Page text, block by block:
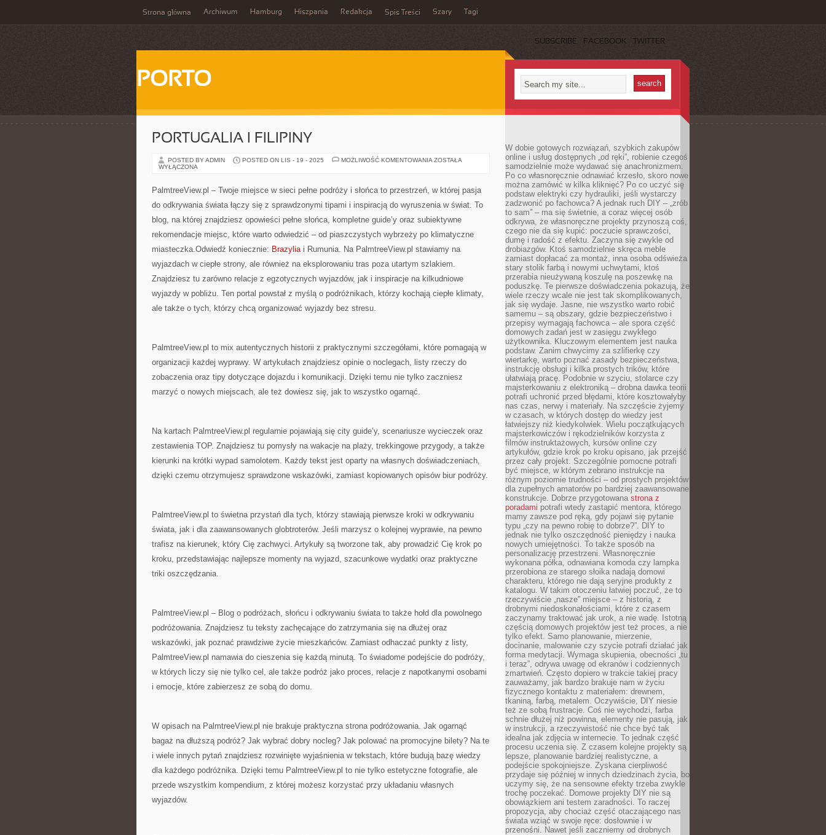
Strona główna Archiwum Hamburg Hiszpania Redakcja Spis Treści Szary Tagi
SUBSCRIBE FACEBOOK TWITTER
PORTO
PORTUGALIA I FILIPINY
POSTED BY ADMIN POSTED ON LIS - 19 - 2025 MOŻLIWOŚĆ KOMENTOWANIA PORTUGALIA
ZOSTAŁA
WYŁĄCZONA
PalmtreeView.pl – Twoje miejsce w sieci pełne podróży i słońca to przestrzeń, w której pasja
do odkrywania świata łączy się z sprawdzonymi tipami i inspiracją do wyruszenia w świat. To
blog, na której znajdziesz opowieści pełne słońca, kompletne guide’y oraz subiektywne
rekomendacje miejsc, które warto odwiedzić – od piaszczystych wybrzeży po klimatyczne
miasteczka.Odwiedź koniecznie: Brazyliai Rumunia. Na PalmtreeView.pl stawiamy na
wyjazdach w ciepłe strony, ale również na eksplorowaniu tras poza utartym szlakiem.
Znajdziesz tu zarówno relacje z egzotycznych wyjazdów, jak i inspiracje na kilkudniowe
wyjazdy w pobliżu. Ten portal powstał z myślą o podróżnikach, którzy kochają ciepłe klimaty,
ale także o tych, którzy chcą organizować wyjazdy bez stresu.
PalmtreeView.pl to mix autentycznych historii z praktycznymi szczegółami, które pomagają w
organizacji każdej wyprawy. W artykułach znajdziesz opinie o noclegach, listy rzeczy do
zobaczenia oraz tipy dotyczące dojazdu i komunikacji. Dzięki temu nie tylko zaczniesz
marzyć o nowych miejscach, ale też dowiesz się, jak to wszystko ogarnąć.
Na kartach PalmtreeView.pl regularnie pojawiają się city guide’y, scenariusze wycieczek oraz
zestawienia TOP. Znajdziesz tu pomysły na wakacje na plaży, trekkingowe przygody, a także
kierunki na krótki wypad samolotem. Każdy tekst jest oparty na własnych doświadczeniach,
dzięki czemu otrzymujesz sprawdzone wskazówki, zamiast kopiowanych opisów biur podróży.
PalmtreeView.pl to świetna przystań dla tych, którzy stawiają pierwsze kroki w odkrywaniu
świata, jak i dla zaawansowanych globtroterów. Jeśli marzysz o kolejnej wyprawie, na pewno
trafisz na kierunek, który Cię zachwyci. Artykuły są tworzone tak, aby prowadzić Cię krok po
kroku, przedstawiając najlepsze momenty na wyjazd, szacunkowe wydatki oraz praktyczne
triki oszczędzania.
PalmtreeView.pl – Blog o podróżach, słońcu i odkrywaniu świata to także hołd dla powolnego
podróżowania. Znajdziesz tu teksty zachęcające do zatrzymania się na dłużej oraz
wskazówki, jak poznać prawdziwe życie mieszkańców. Zamiast odhaczać punkty z listy,
PalmtreeView.pl namawia do cieszenia się każdą minutą. To świadome podejście do podróży,
w których liczy się nie tylko cel, ale także podróż jako proces, relacje z napotkanymi osobami
i emocje, które zabierzesz ze sobą do domu.
W opisach na PalmtreeView.pl nie brakuje praktyczna strona podróżowania. Jak ogarnąć
bagaż na dłuższą podróż? Jak wybrać dobry nocleg? Jak polować na promocyjne bilety? Na te
i wiele innych pytań znajdziesz rozwinięte wyjaśnienia w tekstach, które budują bazę wiedzy
dla każdego podróżnika. Dzięki temu PalmtreeView.pl to nie tylko estetyczne fotografie, ale
przede wszystkim kompendium, z której możesz korzystać przy układaniu własnych
wyjazdów.
W dobie gotowych rozwiązań, szybkich zakupów
online i usług dostępnych „od ręki”, robienie czegoś
samodzielnie może wydawać się anachronizmem.
Po co własnoręcznie odnawiać krzesło, skoro nowe
można zamówić w kilka kliknięć? Po co uczyć się
podstaw elektryki czy hydrauliki, jeśli wystarczy
zadzwonić po fachowca? A jednak ruch DIY – „zrób
to sam” – ma się świetnie, a coraz więcej osób
odkrywa, że własnoręczne projekty przynoszą coś,
czego nie da się kupić: poczucie sprawczości,
dumę i radość z efektu. Zaczyna się zwykle od
drobiazgów. Ktoś samodzielnie skręca meble
zamiast dopłacać za montaż, inna osoba odświeża
stary stolik farbą i nowymi uchwytami, ktoś
przerabia nieużywaną koszulę na poszewkę na
poduszkę. Te pierwsze doświadczenia pokazują, że
wiele rzeczy wcale nie jest tak skomplikowanych,
jak się wydaje. Jasne, nie wszystko warto robić
samemu – są obszary, gdzie bezpieczeństwo i
przepisy wymagają fachowca – ale spora część
domowych zadań jest w zasięgu zwykłego
użytkownika. Kluczowym elementem jest nauka
podstaw. Zanim chwycimy za szlifierkę czy
wiertarkę, warto poznać zasady bezpieczeństwa,
instrukcję obsługi i kilka prostych trików, które
ułatwiają pracę. Podobnie w szyciu, stolarce czy
majsterkowaniu z elektroniką – drobna dawka teorii
potrafi uchronić przed błędami, które kosztowałyby
nas czas, nerwy i materiały. Na szczęście żyjemy
w czasach, w których dostęp do wiedzy jest
łatwiejszy niż kiedykolwiek. Wielu początkujących
majsterkowiczów i rękodzielników korzysta z
filmów instruktażowych, kursów online czy
artykułów, gdzie krok po kroku opisano, jak przejść
przez cały projekt. Szczególnie pomocne potrafi
być miejsce, w którym zebrano instrukcje na
różnym poziomie trudności – od prostych projektów
dla zupełnych amatorów po bardziej zaawansowane
konstrukcje. Dobrze przygotowana strona z
poradami potrafi wtedy zastąpić mentora, którego
mamy zawsze pod ręką, gdy pojawi się pytanie
typu „czy na pewno robię to dobrze?”. DIY to
jednak nie tylko oszczędność pieniędzy i nauka
nowych umiejętności. To także sposób na
personalizację przestrzeni. Własnoręcznie
wykonana półka, odnawiana komoda czy lampka
przerobiona ze starego słoika nadają domowi
charakteru, którego nie dają seryjne produkty z
katalogu. W takim otoczeniu łatwiej poczuć, że to
rzeczywiście „nasze” miejsce – z historią, z
drobnymi niedoskonałościami, które z czasem
zaczynamy traktować jak urok, a nie wadę. Istotną
częścią domowych projektów jest też proces, a nie
tylko efekt. Samo planowanie, mierzenie,
docinanie, malowanie czy szycie potrafi działać jak
forma medytacji. Wymaga skupienia, obecności „tu
i teraz”, odrywa uwagę od ekranów i codziennych
zmartwień. Często dopiero w trakcie takiej pracy
zauważamy, jak bardzo brakuje nam w życiu
fizycznego kontaktu z materiałem: drewnem,
tkaniną, farbą, metalem. Oczywiście, DIY niesie
też ze sobą frustracje. Coś nie wychodzi, farba
schnie dłużej niż powinna, elementy nie pasują, jak
w instrukcji, a rzeczywistość nie chce być tak
idealna jak zdjęcia w internecie. To jednak część
procesu uczenia się. Z czasem kolejne projekty są
lepsze, planowanie bardziej realistyczne, a
podejście spokojniejsze. Zyskana cierpliwość
przydaje się później w innych dziedzinach życia, bo
uczymy się, że na sensowne efekty trzeba zwykle
trochę poczekać. Domowe projekty DIY nie są
obowiązkiem ani testem zaradności. To raczej
propozycja, aby chociaż część otaczającego nas
świata wziąć w swoje ręce: dosłownie i w
przenośni. Nawet jeśli zaczniemy od drobnych